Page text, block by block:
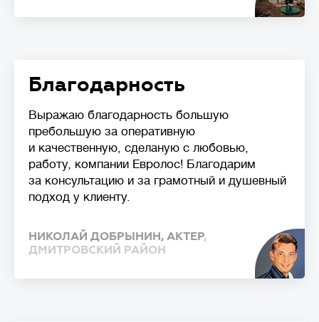
Благодарность
Выражаю благодарность большую
пребольшую за оперативную
и качественную, сделаную с любовью,
работу, компании Евролос! Благодарим
за консультацию и за грамотный и душевный
подход у клиенту.
НИКОЛАЙ ДОБРЫНИН, АКТЕР,
ДМИТРОВСКИЙ РАЙОН
бактериями. На выходе требуются
разложение отходов бактериями.
Биофильтры и аэротанки повышают уровень
на выходе без цвета и запаха, доочистка
не требуется.
💪 Производительностьл/сутки
Объем сточных вод, который станция
биологической очистки (септик)
способна переработать за сутки без
Важно подбирать систему с учетом
реального водопотребления: недостаток
приведет к перегрузке, а избыточная